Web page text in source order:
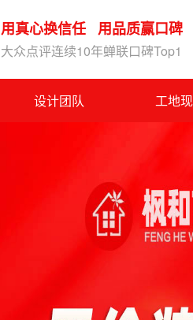
用真心换信任 用品质赢口碑
大众点评连续10年蝉联口碑Top1
设计团队 工地